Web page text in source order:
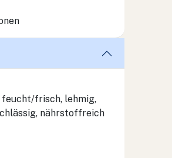
frisch, lehmig,
nährstoffreich